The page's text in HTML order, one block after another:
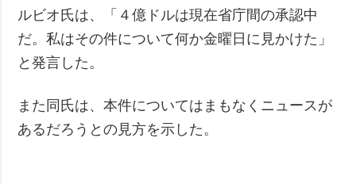
ルビオ氏は、「４億ドルは現在省庁間の承認中
だ。私はその件について何か金曜日に見かけた」
と発言した。
また同氏は、本件についてはまもなくニュースが
あるだろうとの見方を示した。